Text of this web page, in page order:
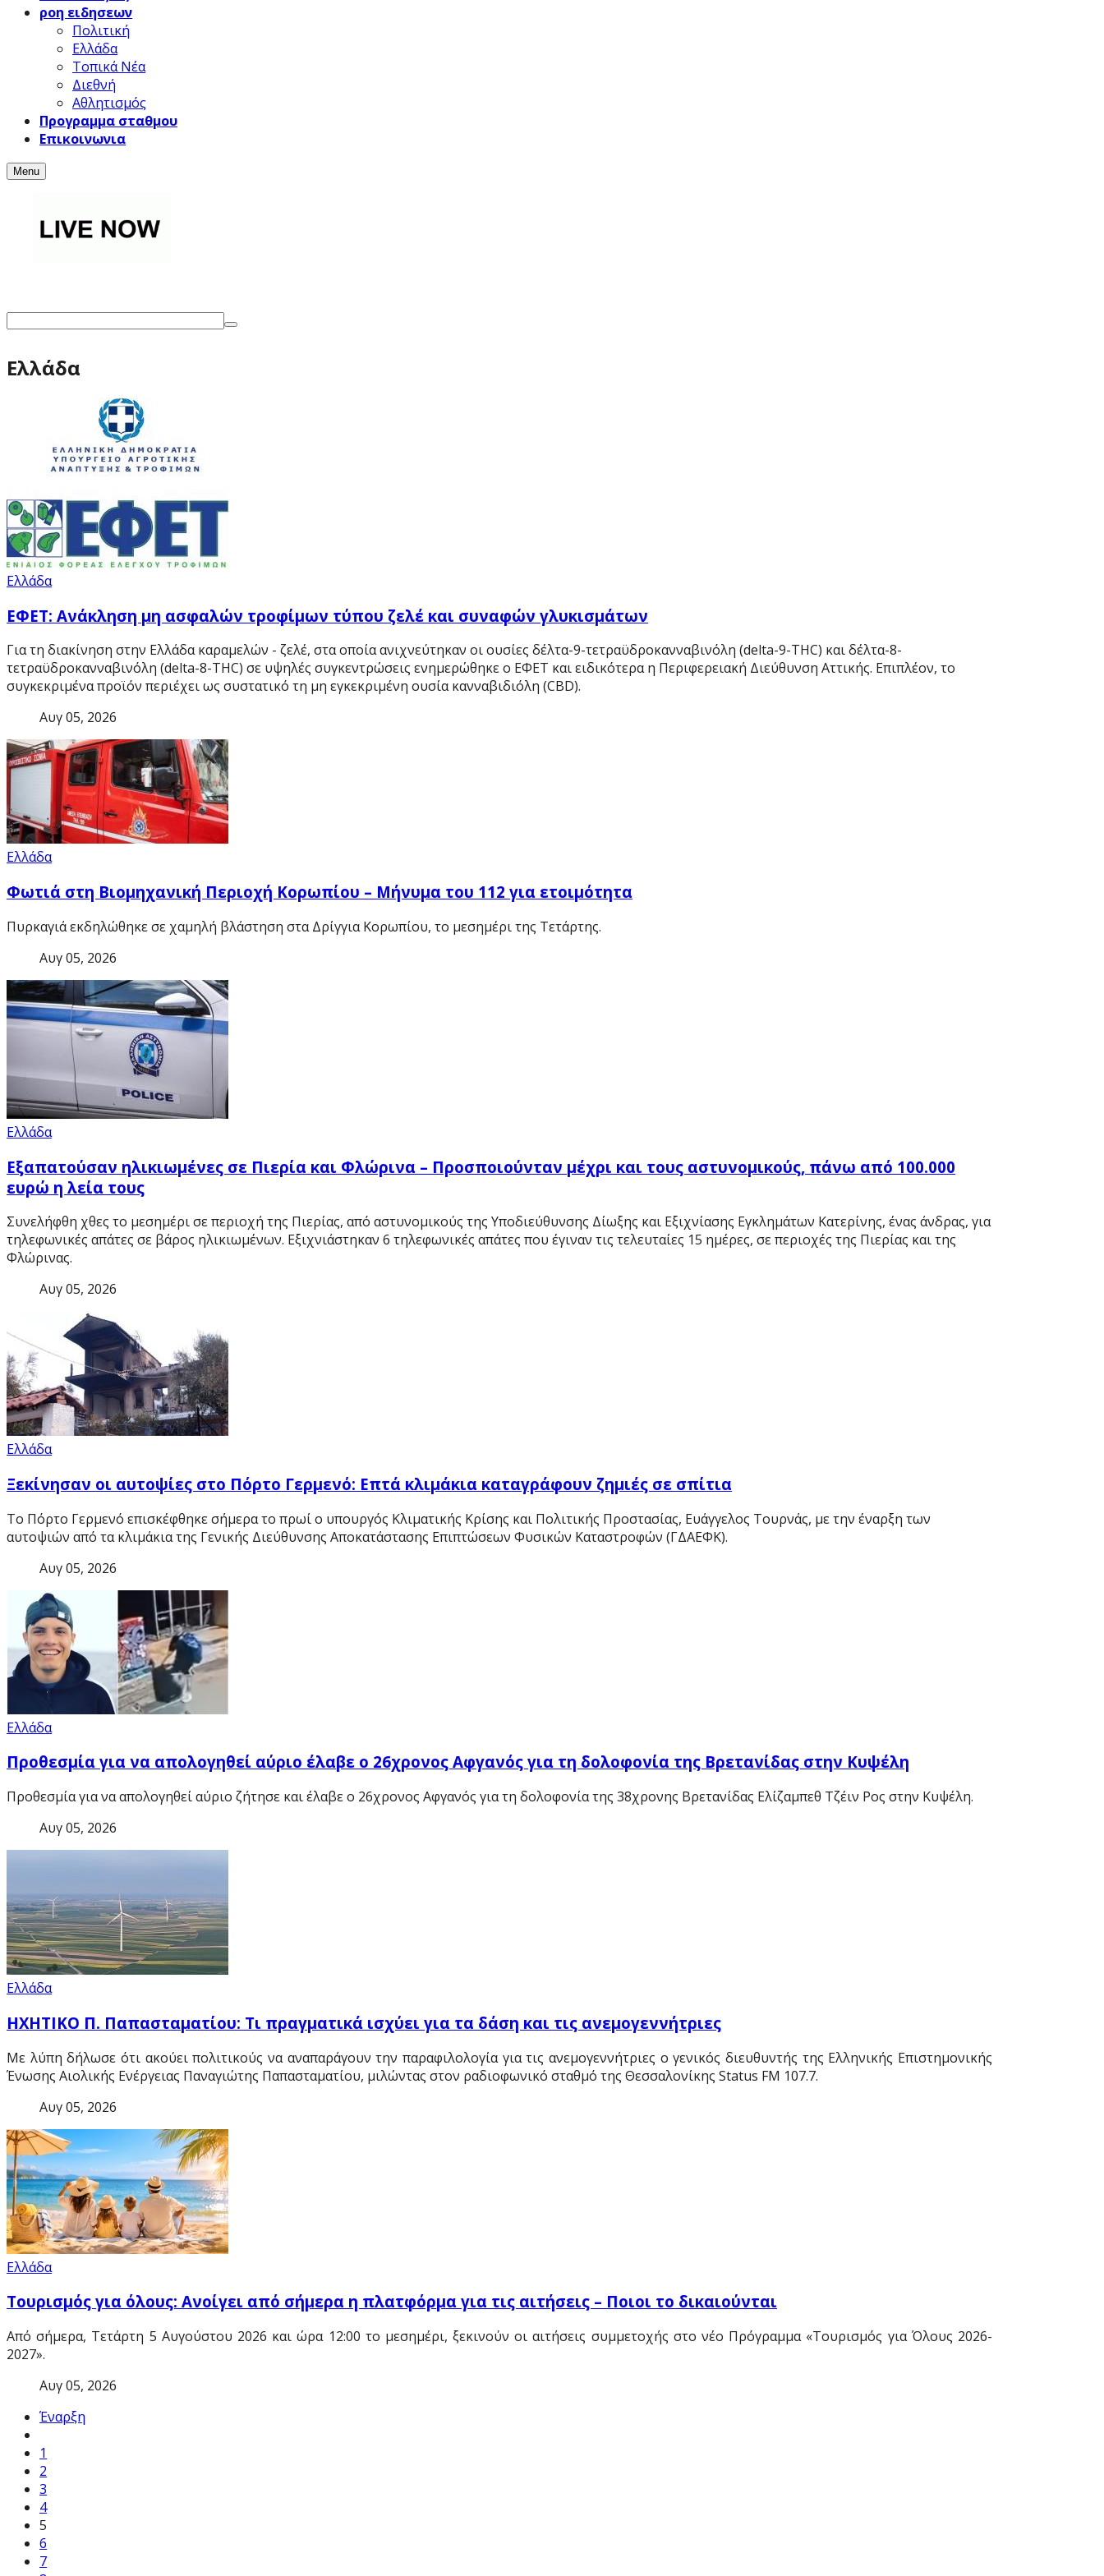
ροη ειδησεων
Πολιτική
Ελλάδα
Τοπικά Νέα
Διεθνή
Αθλητισμός
Προγραμμα σταθμου
Επικοινωνια
Menu
Ελλάδα
Ελλάδα
ΕΦΕΤ: Ανάκληση μη ασφαλών τροφίμων τύπου ζελέ και συναφών γλυκισμάτων
Για τη διακίνηση στην Ελλάδα καραμελών - ζελέ, στα οποία ανιχνεύτηκαν οι ουσίες δέλτα-9-τετραϋδροκανναβινόλη (delta-9-THC) και δέλτα-8-
τετραϋδροκανναβινόλη (delta-8-THC) σε υψηλές συγκεντρώσεις ενημερώθηκε ο ΕΦΕΤ και ειδικότερα η Περιφερειακή Διεύθυνση Αττικής. Επιπλέον, το
συγκεκριμένα προϊόν περιέχει ως συστατικό τη μη εγκεκριμένη ουσία κανναβιδιόλη (CBD).
Αυγ 05, 2026
Ελλάδα
Φωτιά στη Βιομηχανική Περιοχή Κορωπίου – Μήνυμα του 112 για ετοιμότητα
Πυρκαγιά εκδηλώθηκε σε χαμηλή βλάστηση στα Δρίγγια Κορωπίου, το μεσημέρι της Τετάρτης.
Αυγ 05, 2026
Ελλάδα
Εξαπατούσαν ηλικιωμένες σε Πιερία και Φλώρινα – Προσποιούνταν μέχρι και τους αστυνομικούς, πάνω από 100.000
ευρώ η λεία τους
Συνελήφθη χθες το μεσημέρι σε περιοχή της Πιερίας, από αστυνομικούς της Υποδιεύθυνσης Δίωξης και Εξιχνίασης Εγκλημάτων Κατερίνης, ένας άνδρας, για
τηλεφωνικές απάτες σε βάρος ηλικιωμένων. Εξιχνιάστηκαν 6 τηλεφωνικές απάτες που έγιναν τις τελευταίες 15 ημέρες, σε περιοχές της Πιερίας και της
Φλώρινας.
Αυγ 05, 2026
Ελλάδα
Ξεκίνησαν οι αυτοψίες στο Πόρτο Γερμενό: Επτά κλιμάκια καταγράφουν ζημιές σε σπίτια
Το Πόρτο Γερμενό επισκέφθηκε σήμερα το πρωί ο υπουργός Κλιματικής Κρίσης και Πολιτικής Προστασίας, Ευάγγελος Τουρνάς, με την έναρξη των
αυτοψιών από τα κλιμάκια της Γενικής Διεύθυνσης Αποκατάστασης Επιπτώσεων Φυσικών Καταστροφών (ΓΔΑΕΦΚ).
Αυγ 05, 2026
Ελλάδα
Προθεσμία για να απολογηθεί αύριο έλαβε ο 26χρονος Αφγανός για τη δολοφονία της Βρετανίδας στην Κυψέλη
Προθεσμία για να απολογηθεί αύριο ζήτησε και έλαβε ο 26χρονος Αφγανός για τη δολοφονία της 38χρονης Βρετανίδας Ελίζαμπεθ Τζέιν Ρος στην Κυψέλη.
Αυγ 05, 2026
Ελλάδα
ΗΧΗΤΙΚΟ Π. Παπασταματίου: Τι πραγματικά ισχύει για τα δάση και τις ανεμογεννήτριες
Με λύπη δήλωσε ότι ακούει πολιτικούς να αναπαράγουν την παραφιλολογία για τις ανεμογεννήτριες ο γενικός διευθυντής της Ελληνικής Επιστημονικής
Ένωσης Αιολικής Ενέργειας Παναγιώτης Παπασταματίου, μιλώντας στον ραδιοφωνικό σταθμό της Θεσσαλονίκης Status FM 107.7.
Αυγ 05, 2026
Ελλάδα
Τουρισμός για όλους: Ανοίγει από σήμερα η πλατφόρμα για τις αιτήσεις – Ποιοι το δικαιούνται
Από σήμερα, Τετάρτη 5 Αυγούστου 2026 και ώρα 12:00 το μεσημέρι, ξεκινούν οι αιτήσεις συμμετοχής στο νέο Πρόγραμμα «Τουρισμός για Όλους 2026-
2027».
Αυγ 05, 2026
Έναρξη
1
2
3
4
5
6
7